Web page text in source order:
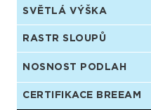
SVĚTLÁ VÝŠKA
RASTR SLOUPŮ
NOSNOST PODLAH
CERTIFIKACE BREEAM